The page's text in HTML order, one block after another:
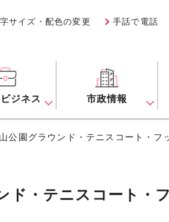
サイズ・配色の変更 手話で電話
ジネス 市政情報
公園グラウンド・テニスコート・フ
ド・テニスコート・